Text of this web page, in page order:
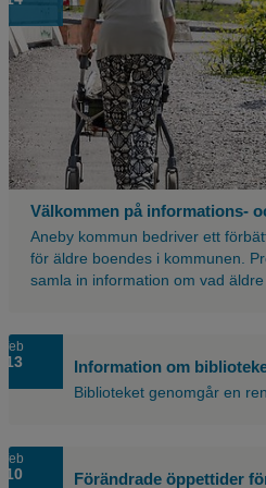
Välkommen på informations-
Aneby kommun bedriver ett
för äldre boendes i kommunen.
samla in information om vad äldre
feb
13 Information om
Biblioteket genomgår en
feb
10 Förändrade öppettider